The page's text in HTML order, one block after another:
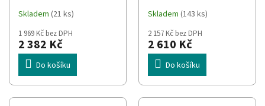
Skladem (21 ks)
1 969 Kč bez DPH
2 382 Kč
Do košíku
Skladem (143 ks)
2 157 Kč bez DPH
2 610 Kč
Do košíku